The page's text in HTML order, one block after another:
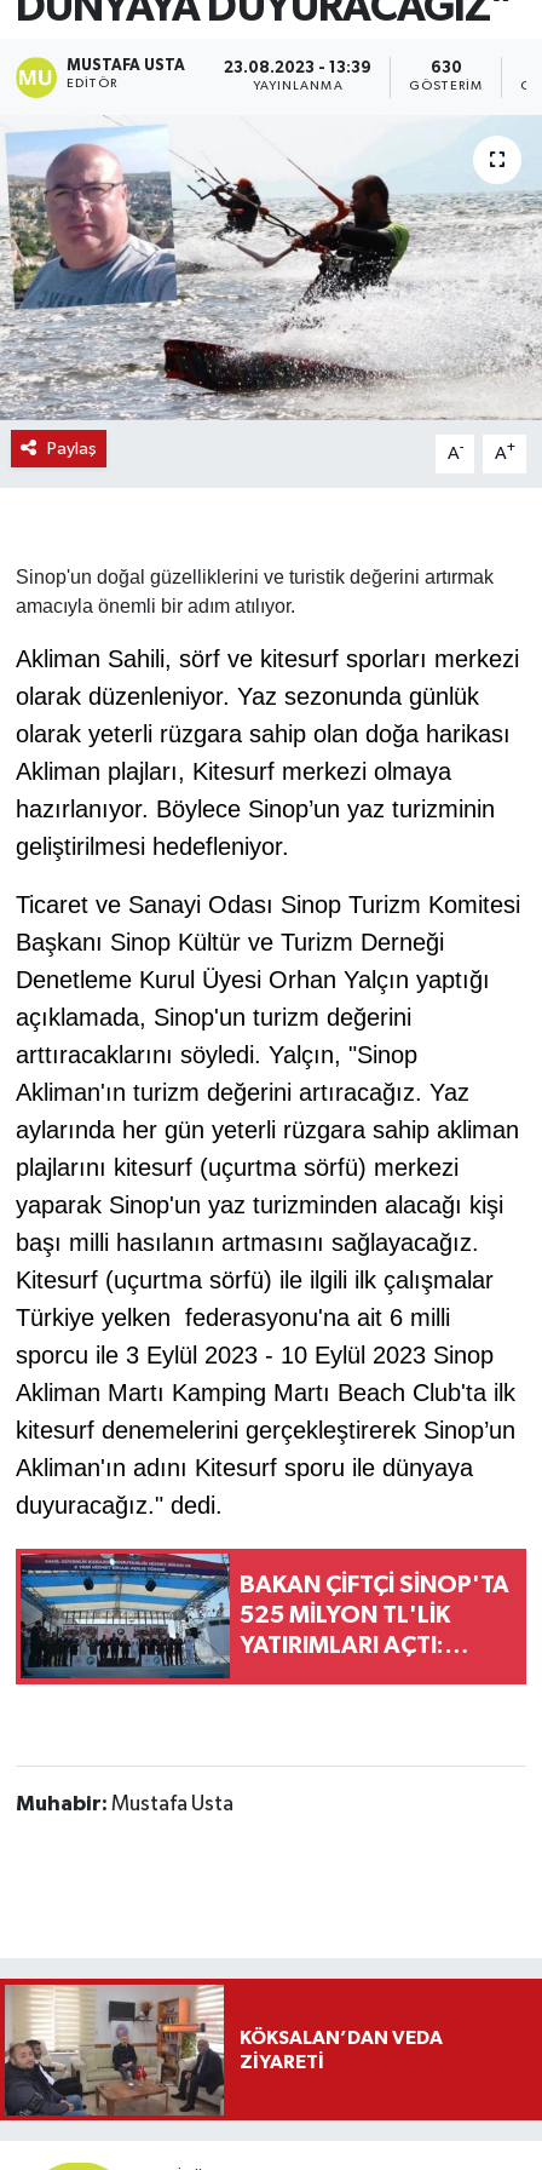
MUSTAFA USTA
EDITÖR
23.08.2023 - 13:39
YAYINLANMA
630
GÖSTERIM
Paylaş A- A+
Sinop'un doğal güzelliklerini ve turistik değerini artırmak
amacıyla önemli bir adım atılıyor.
Akliman Sahili, sörf ve kitesurf sporları merkezi
olarak düzenleniyor. Yaz sezonunda günlük
olarak yeterli rüzgara sahip olan doğa harikası
Akliman plajları, Kitesurf merkezi olmaya
hazırlanıyor. Böylece Sinop’un yaz turizminin
geliştirilmesi hedefleniyor.
Ticaret ve Sanayi Odası Sinop Turizm Komitesi
Başkanı Sinop Kültür ve Turizm Derneği
Denetleme Kurul Üyesi Orhan Yalçın yaptığı
açıklamada, Sinop'un turizm değerini
arttıracaklarını söyledi. Yalçın, "Sinop
Akliman'ın turizm değerini artıracağız. Yaz
aylarında her gün yeterli rüzgara sahip akliman
plajlarını kitesurf (uçurtma sörfü) merkezi
yaparak Sinop'un yaz turizminden alacağı kişi
başı milli hasılanın artmasını sağlayacağız.
Kitesurf (uçurtma sörfü) ile ilgili ilk çalışmalar
Türkiye yelken federasyonu'na ait 6 milli
sporcu ile 3 Eylül 2023 - 10 Eylül 2023 Sinop
Akliman Martı Kamping Martı Beach Club'ta ilk
kitesurf denemelerini gerçekleştirerek Sinop’un
Akliman'ın adını Kitesurf sporu ile dünyaya
duyuracağız." dedi.
BAKAN ÇİFTÇİ SİNOP'TA
525 MİLYON TL'LİK
YATIRIMLARI AÇTI:
Muhabir: Mustafa Usta
KÖKSALAN’DAN VEDA
ZİYARETİ